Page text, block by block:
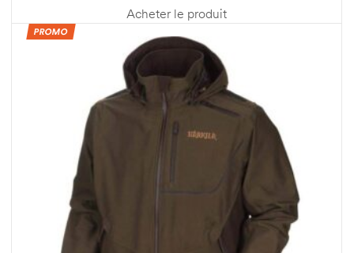
Acheter le produit
PROMO